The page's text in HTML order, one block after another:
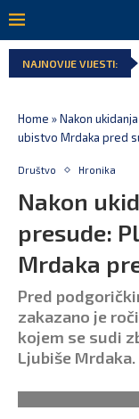
NAJNOVIJE VIJESTI:
Home »Nakon
ubistvo Mrdaka pred
Društvo Hronika
Nakon
presude:
Mrdaka
Pred
zakazano je
kojem se sudi
Ljubiše Mrdaka.